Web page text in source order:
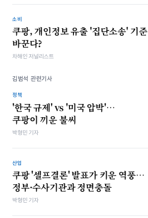
소비
쿠팡, 개인정보 유출 '집단소송' 기준
바꾼다?
차해인 저널리스트
김범석 관련기사
정책
'한국 규제' vs '미국 압박'…
쿠팡이 끼운 불씨
박형민 기자
산업
쿠팡 '셀프결론' 발표가 키운 역풍…
정부·수사기관과 정면충돌
박형민 기자